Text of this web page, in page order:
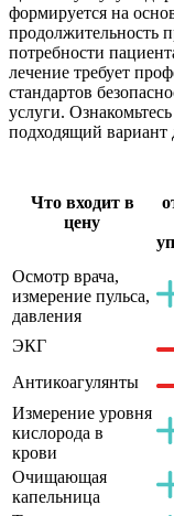
формируется на
продолжительность
потребности
лечение требует
стандартов
услуги.
подходящий вариант
Что входит в
цену
Осмотр врача,
измерение пульса,
давления
ЭКГ
Антикоагулянты
Измерение уровня
кислорода в
крови
Очищающая
капельница